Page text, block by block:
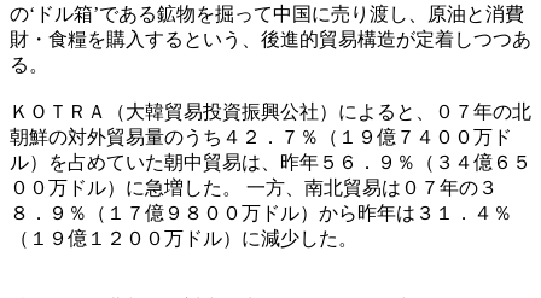
の‘ドル箱’である鉱物を掘って中国に売り渡し、原油と消費
財・食糧を購入するという、後進的貿易構造が定着しつつあ
る。
ＫＯＴＲＡ（大韓貿易投資振興公社）によると、０７年の北
朝鮮の対外貿易量のうち４２．７％（１９億７４００万ド
ル）を占めていた朝中貿易は、昨年５６．９％（３４億６５
００万ドル）に急増した。 一方、南北貿易は０７年の３
８．９％（１７億９８００万ドル）から昨年は３１．４％
（１９億１２００万ドル）に減少した。